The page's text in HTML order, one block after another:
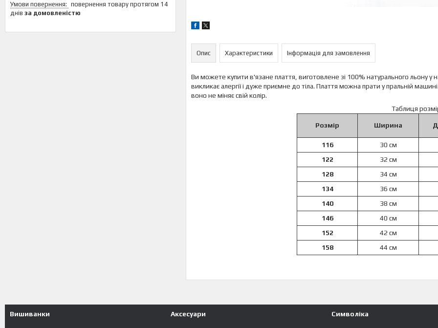
повернення товару протягом 14
днів за домовленістю
Опис Характеристики Інформація для замовлення
Ви можете купити в'язане плаття, виготовлене зі 100% натурального льону у
викликає алергії і дуже приємне до тіла. Плаття можна прати у пральній
воно не міняє свій колір.
Таблиця
Розмір Ширина
116
30 см
122
32 см
128
34 см
134
36 см
140
38 см
146
40 см
152
42 см
158
44 см
Вишиванки Аксесуари Символіка